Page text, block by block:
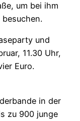
um bei ihm
und
11.30 Uhr,
Euro.
in der
zu 900 junge